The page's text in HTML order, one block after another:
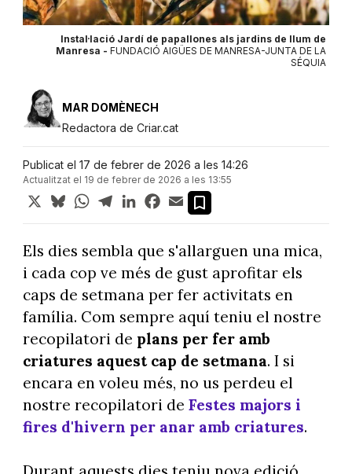
Instal·lació Jardí de papallones als jardins de llum de
Manresa - FUNDACIÓ AIGÜES DE MANRESA-JUNTA DE LA
SÉQUIA
MAR DOMÈNECH
Redactora de Criar.cat
Publicat el 17 de febrer de 2026 a les 14:26
Actualitzat el 19 de febrer de 2026 a les 13:55
X BlueskyWhatsApp
TelegramLinkedInFacebook
Email
Els dies sembla que s'allarguen una mica,
i cada cop ve més de gust aprofitar els
caps de setmana per fer activitats en
família. Com sempre aquí teniu el nostre
recopilatori de plans per fer amb
criatures aquest cap de setmana. I si
encara en voleu més, no us perdeu el
nostre recopilatori de Festes majors i
fires d'hivern per anar amb criatures.